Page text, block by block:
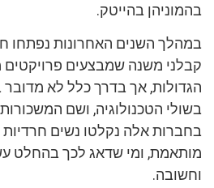
בהמוניהן בהייטק.
במהלך השנים האחרונות נפתחו
קבלני משנה שמבצעים פרויקטים
הגדולות, אך בדרך כלל לא
בשולי הטכנולוגיה, ושם
בחברות אלה נקלטו נשים
מותאמת, ומי שדאג לכך בהחלט
וחשובה.